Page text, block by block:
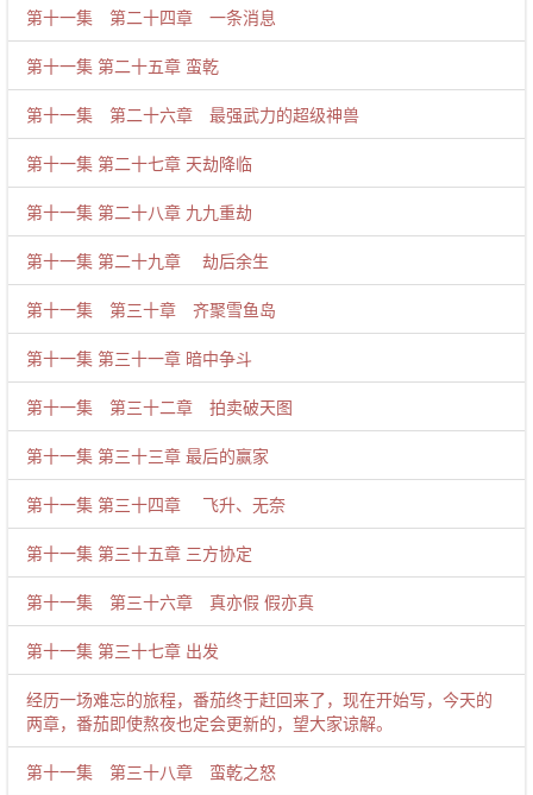
第十一集 第二十四章 一条消息
第十一集 第二十五章 蛮乾
第十一集 第二十六章 最强武力的超级神兽
第十一集 第二十七章 天劫降临
第十一集 第二十八章 九九重劫
第十一集 第二十九章 劫后余生
第十一集 第三十章 齐聚雪鱼岛
第十一集 第三十一章 暗中争斗
第十一集 第三十二章 拍卖破天图
第十一集 第三十三章 最后的赢家
第十一集 第三十四章 飞升、无奈
第十一集 第三十五章 三方协定
第十一集 第三十六章 真亦假 假亦真
第十一集 第三十七章 出发
经历一场难忘的旅程，番茄终于赶回来了，现在开始写，今天的
两章，番茄即使熬夜也定会更新的，望大家谅解。
第十一集 第三十八章 蛮乾之怒